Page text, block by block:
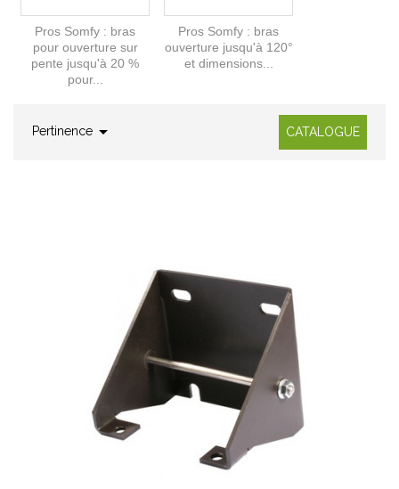
Pros Somfy : bras
pour ouverture sur
pente jusqu'à 20 %
pour...
Pros Somfy : bras
ouverture jusqu'à 120°
et dimensions...
Pertinence  CATALOGUE